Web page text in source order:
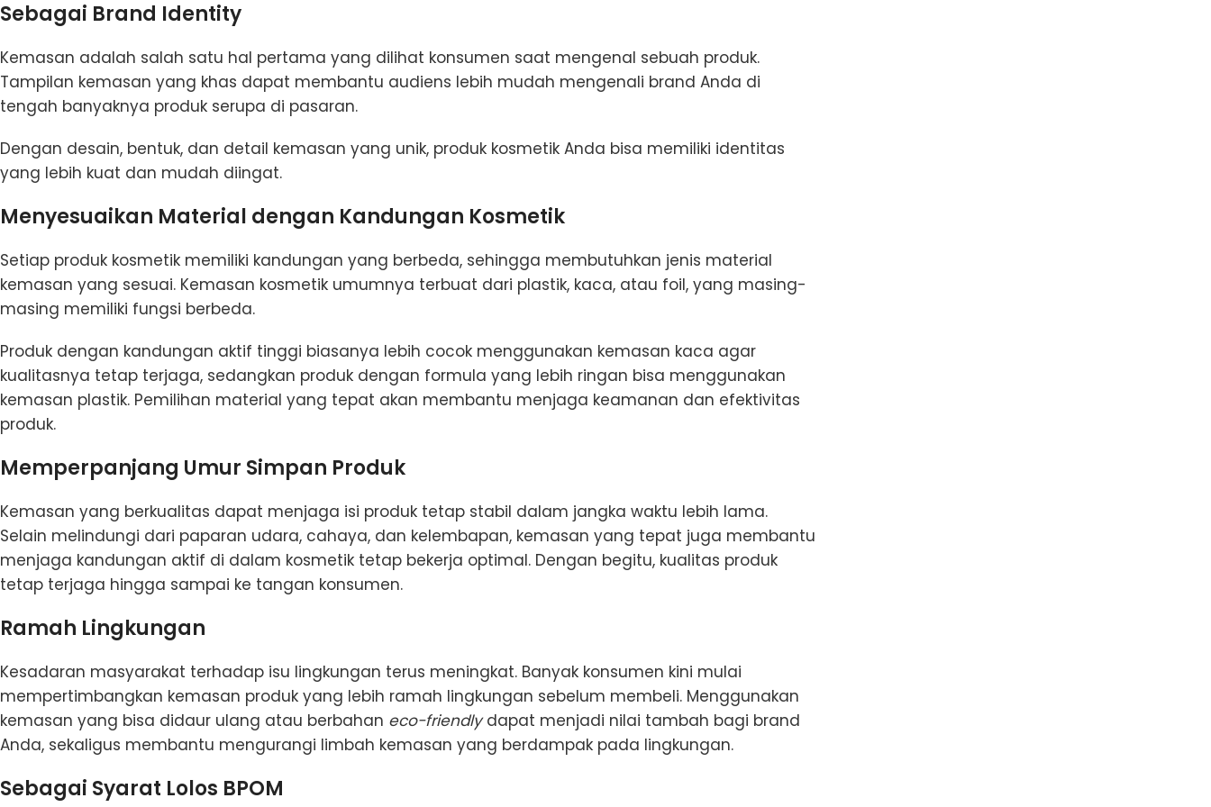
Sebagai Brand Identity
Kemasan adalah salah satu hal pertama yang dilihat konsumen saat mengenal sebuah produk.
Tampilan kemasan yang khas dapat membantu audiens lebih mudah mengenali brand Anda di
tengah banyaknya produk serupa di pasaran.
Dengan desain, bentuk, dan detail kemasan yang unik, produk kosmetik Anda bisa memiliki identitas
yang lebih kuat dan mudah diingat.
Menyesuaikan Material dengan Kandungan Kosmetik
Setiap produk kosmetik memiliki kandungan yang berbeda, sehingga membutuhkan jenis material
kemasan yang sesuai. Kemasan kosmetik umumnya terbuat dari plastik, kaca, atau foil, yang masing-
masing memiliki fungsi berbeda.
Produk dengan kandungan aktif tinggi biasanya lebih cocok menggunakan kemasan kaca agar
kualitasnya tetap terjaga, sedangkan produk dengan formula yang lebih ringan bisa menggunakan
kemasan plastik. Pemilihan material yang tepat akan membantu menjaga keamanan dan efektivitas
produk.
Memperpanjang Umur Simpan Produk
Kemasan yang berkualitas dapat menjaga isi produk tetap stabil dalam jangka waktu lebih lama.
Selain melindungi dari paparan udara, cahaya, dan kelembapan, kemasan yang tepat juga membantu
menjaga kandungan aktif di dalam kosmetik tetap bekerja optimal. Dengan begitu, kualitas produk
tetap terjaga hingga sampai ke tangan konsumen.
Ramah Lingkungan
Kesadaran masyarakat terhadap isu lingkungan terus meningkat. Banyak konsumen kini mulai
mempertimbangkan kemasan produk yang lebih ramah lingkungan sebelum membeli. Menggunakan
kemasan yang bisa didaur ulang atau berbahan eco-friendlydapat menjadi nilai tambah bagi brand
Anda, sekaligus membantu mengurangi limbah kemasan yang berdampak pada lingkungan.
Sebagai Syarat Lolos BPOM